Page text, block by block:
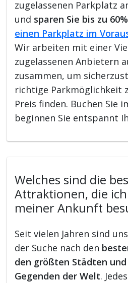
zugelassenen Parkplatz
und sparen Sie bis zu 60%
einen Parkplatz im
Wir arbeiten mit einer
zugelassenen Anbietern
zusammen, um
richtige Parkmöglichkeit
Preis finden. Buchen Sie
beginnen Sie entspannt
Welches sind die
Attraktionen, die ich
meiner Ankunft
Seit vielen Jahren sind
der Suche nach den
den größten Städten
Gegenden der Welt.